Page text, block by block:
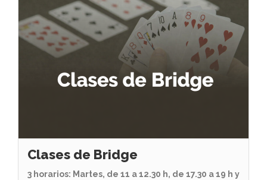
Clases de Bridge
3 horarios: Martes, de 11 a 12.30 h, de 17.30 a 19 h y